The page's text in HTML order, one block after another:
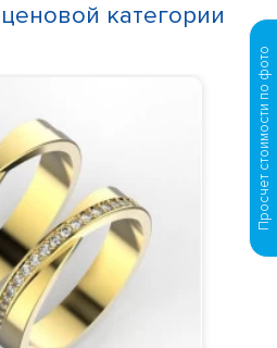
категории
Просчет стоимости по фото